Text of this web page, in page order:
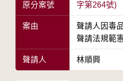
原分案號
字第264號)
案由
聲請人因毒
聲請法規範
聲請人 林順興